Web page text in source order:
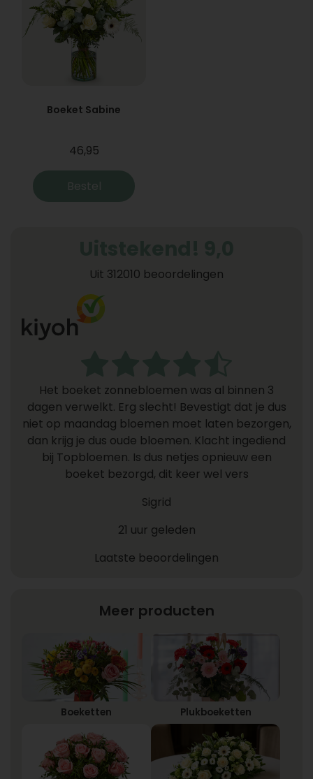
Boeket Sabine
46,95
Bestel
Uit 312010 beoordelingen
Het boeket zonnebloemen was al binnen 3
dagen verwelkt. Erg slecht! Bevestigt dat je dus
niet op maandag bloemen moet laten bezorgen,
dan krijg je dus oude bloemen. Klacht ingediend
bij Topbloemen. Is dus netjes opnieuw een
boeket bezorgd, dit keer wel vers
Sigrid
21 uur geleden
Laatste beoordelingen
Meer producten
Boeketten Plukboeketten